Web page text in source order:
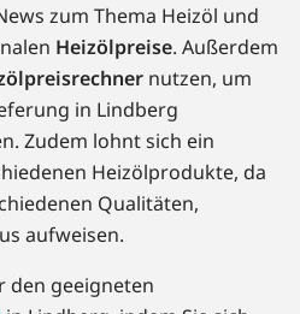
zum Thema Heizöl und
Heizölpreise. Außerdem
nutzen, um
in Lindberg
Zudem lohnt sich ein
Heizölprodukte, da
Qualitäten,
aufweisen.
den geeigneten